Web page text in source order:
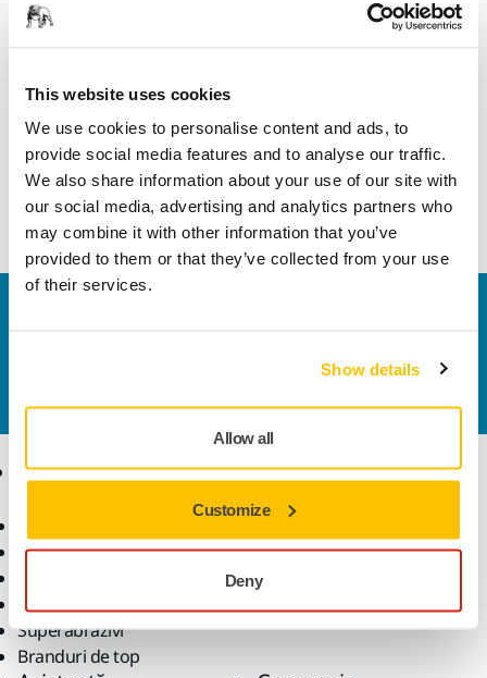
This website uses cookies
We use cookies to personalise content and ads, to
provide social media features and to analyse our traffic.
We also share information about your use of our site with
our social media, advertising and analytics partners who
may combine it with other information that you’ve
provided to them or that they’ve collected from your use
of their services.
Show details
Allow all
Customize
Deny
Potrivit pentru șlefuitoarele electrice de 77 mm, șlefuitoarele
pneumatice și lustruitoarele, precum și pentru șlefuitoarele
orbitale dreptunghiulare.
iar echipa noastră de suport formată din experți vă
Produse
Șlefuire fără praf
Accesorii și consumabile
Superabrazivi
Branduri de top
Expertiză
Industrii
Aplicații
Soluții